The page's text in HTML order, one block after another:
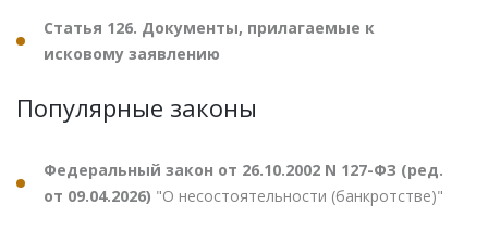
Статья 126. Документы, прилагаемые к
исковому заявлению
Популярные законы
Федеральный закон от 26.10.2002 N 127-ФЗ (ред.
от 09.04.2026) "О несостоятельности (банкротстве)"